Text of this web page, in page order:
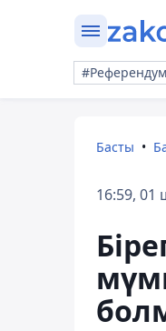
Басты
16:59, 01